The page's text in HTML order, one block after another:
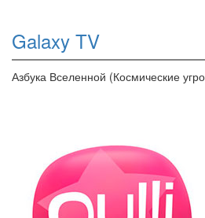
Galaxy TV
Азбука Вселенной (Космические